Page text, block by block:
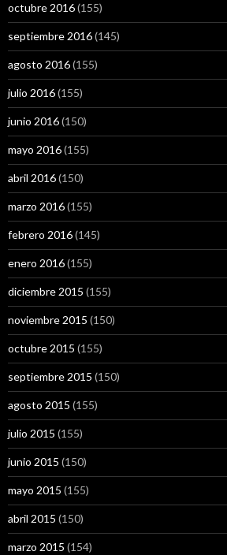
octubre 2016(155)
septiembre 2016(145)
agosto 2016(155)
julio 2016(155)
junio 2016(150)
mayo 2016(155)
abril 2016(150)
marzo 2016(155)
febrero 2016(145)
enero 2016(155)
diciembre 2015 (155)
noviembre 2015 (150)
octubre 2015 (155)
septiembre 2015 (150)
agosto 2015 (155)
julio 2015 (155)
junio 2015 (150)
mayo 2015 (155)
abril 2015 (150)
marzo 2015 (154)